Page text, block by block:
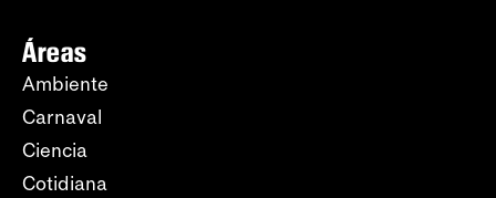
Áreas
Ambiente
Carnaval
Ciencia
Cotidiana